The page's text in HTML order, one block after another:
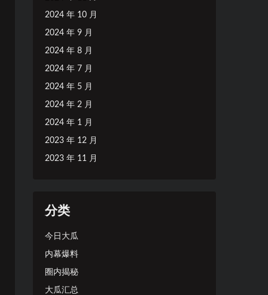
2024 年 10 月
2024 年 9 月
2024 年 8 月
2024 年 7 月
2024 年 5 月
2024 年 2 月
2024 年 1 月
2023 年 12 月
2023 年 11 月
分类
今日大瓜
内幕爆料
圈内揭秘
大瓜汇总